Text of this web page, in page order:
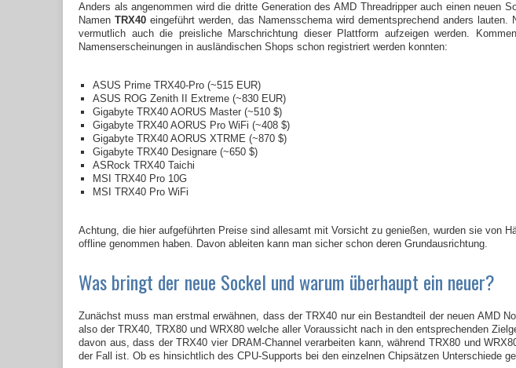
Anders als angenommen wird die dritte Generation des AMD Threadripper auch einen neuen
Namen TRX40eingeführt werden, das Namensschema wird dementsprechend anders
vermutlich auch die preisliche Marschrichtung dieser Plattform aufzeigen werden.
Namenserscheinungen in ausländischen Shops schon registriert werden konnten:
ASUS Prime TRX40-Pro (~515 EUR)
ASUS ROG Zenith II Extreme (~830 EUR)
Gigabyte TRX40 AORUS Master (~510 $)
Gigabyte TRX40 AORUS Pro WiFi (~408 $)
Gigabyte TRX40 AORUS XTRME (~870 $)
Gigabyte TRX40 Designare (~650 $)
ASRock TRX40 Taichi
MSI TRX40 Pro 10G
MSI TRX40 Pro WiFi
Achtung, die hier aufgeführten Preise sind allesamt mit Vorsicht zu genießen, wurden sie von
offline genommen haben. Davon ableiten kann man sicher schon deren Grundausrichtung.
Was bringt der neue Sockel und warum überhaupt ein neuer?
Zunächst muss man erstmal erwähnen, dass der TRX40 nur ein Bestandteil der neuen AMD
also der TRX40, TRX80 und WRX80 welche aller Voraussicht nach in den entsprechenden
davon aus, dass der TRX40 vier DRAM-Channel verarbeiten kann, während TRX80 und
der Fall ist. Ob es hinsichtlich des CPU-Supports bei den einzelnen Chipsätzen Unterschiede